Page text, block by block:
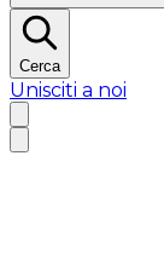
Cerca
Unisciti a noi